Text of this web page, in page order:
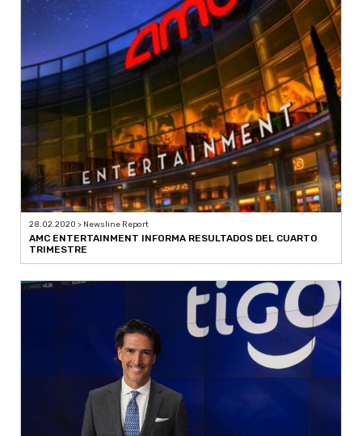
28.02.2020 > Newsline Report
AMC ENTERTAINMENT INFORMA RESULTADOS DEL CUARTO
TRIMESTRE